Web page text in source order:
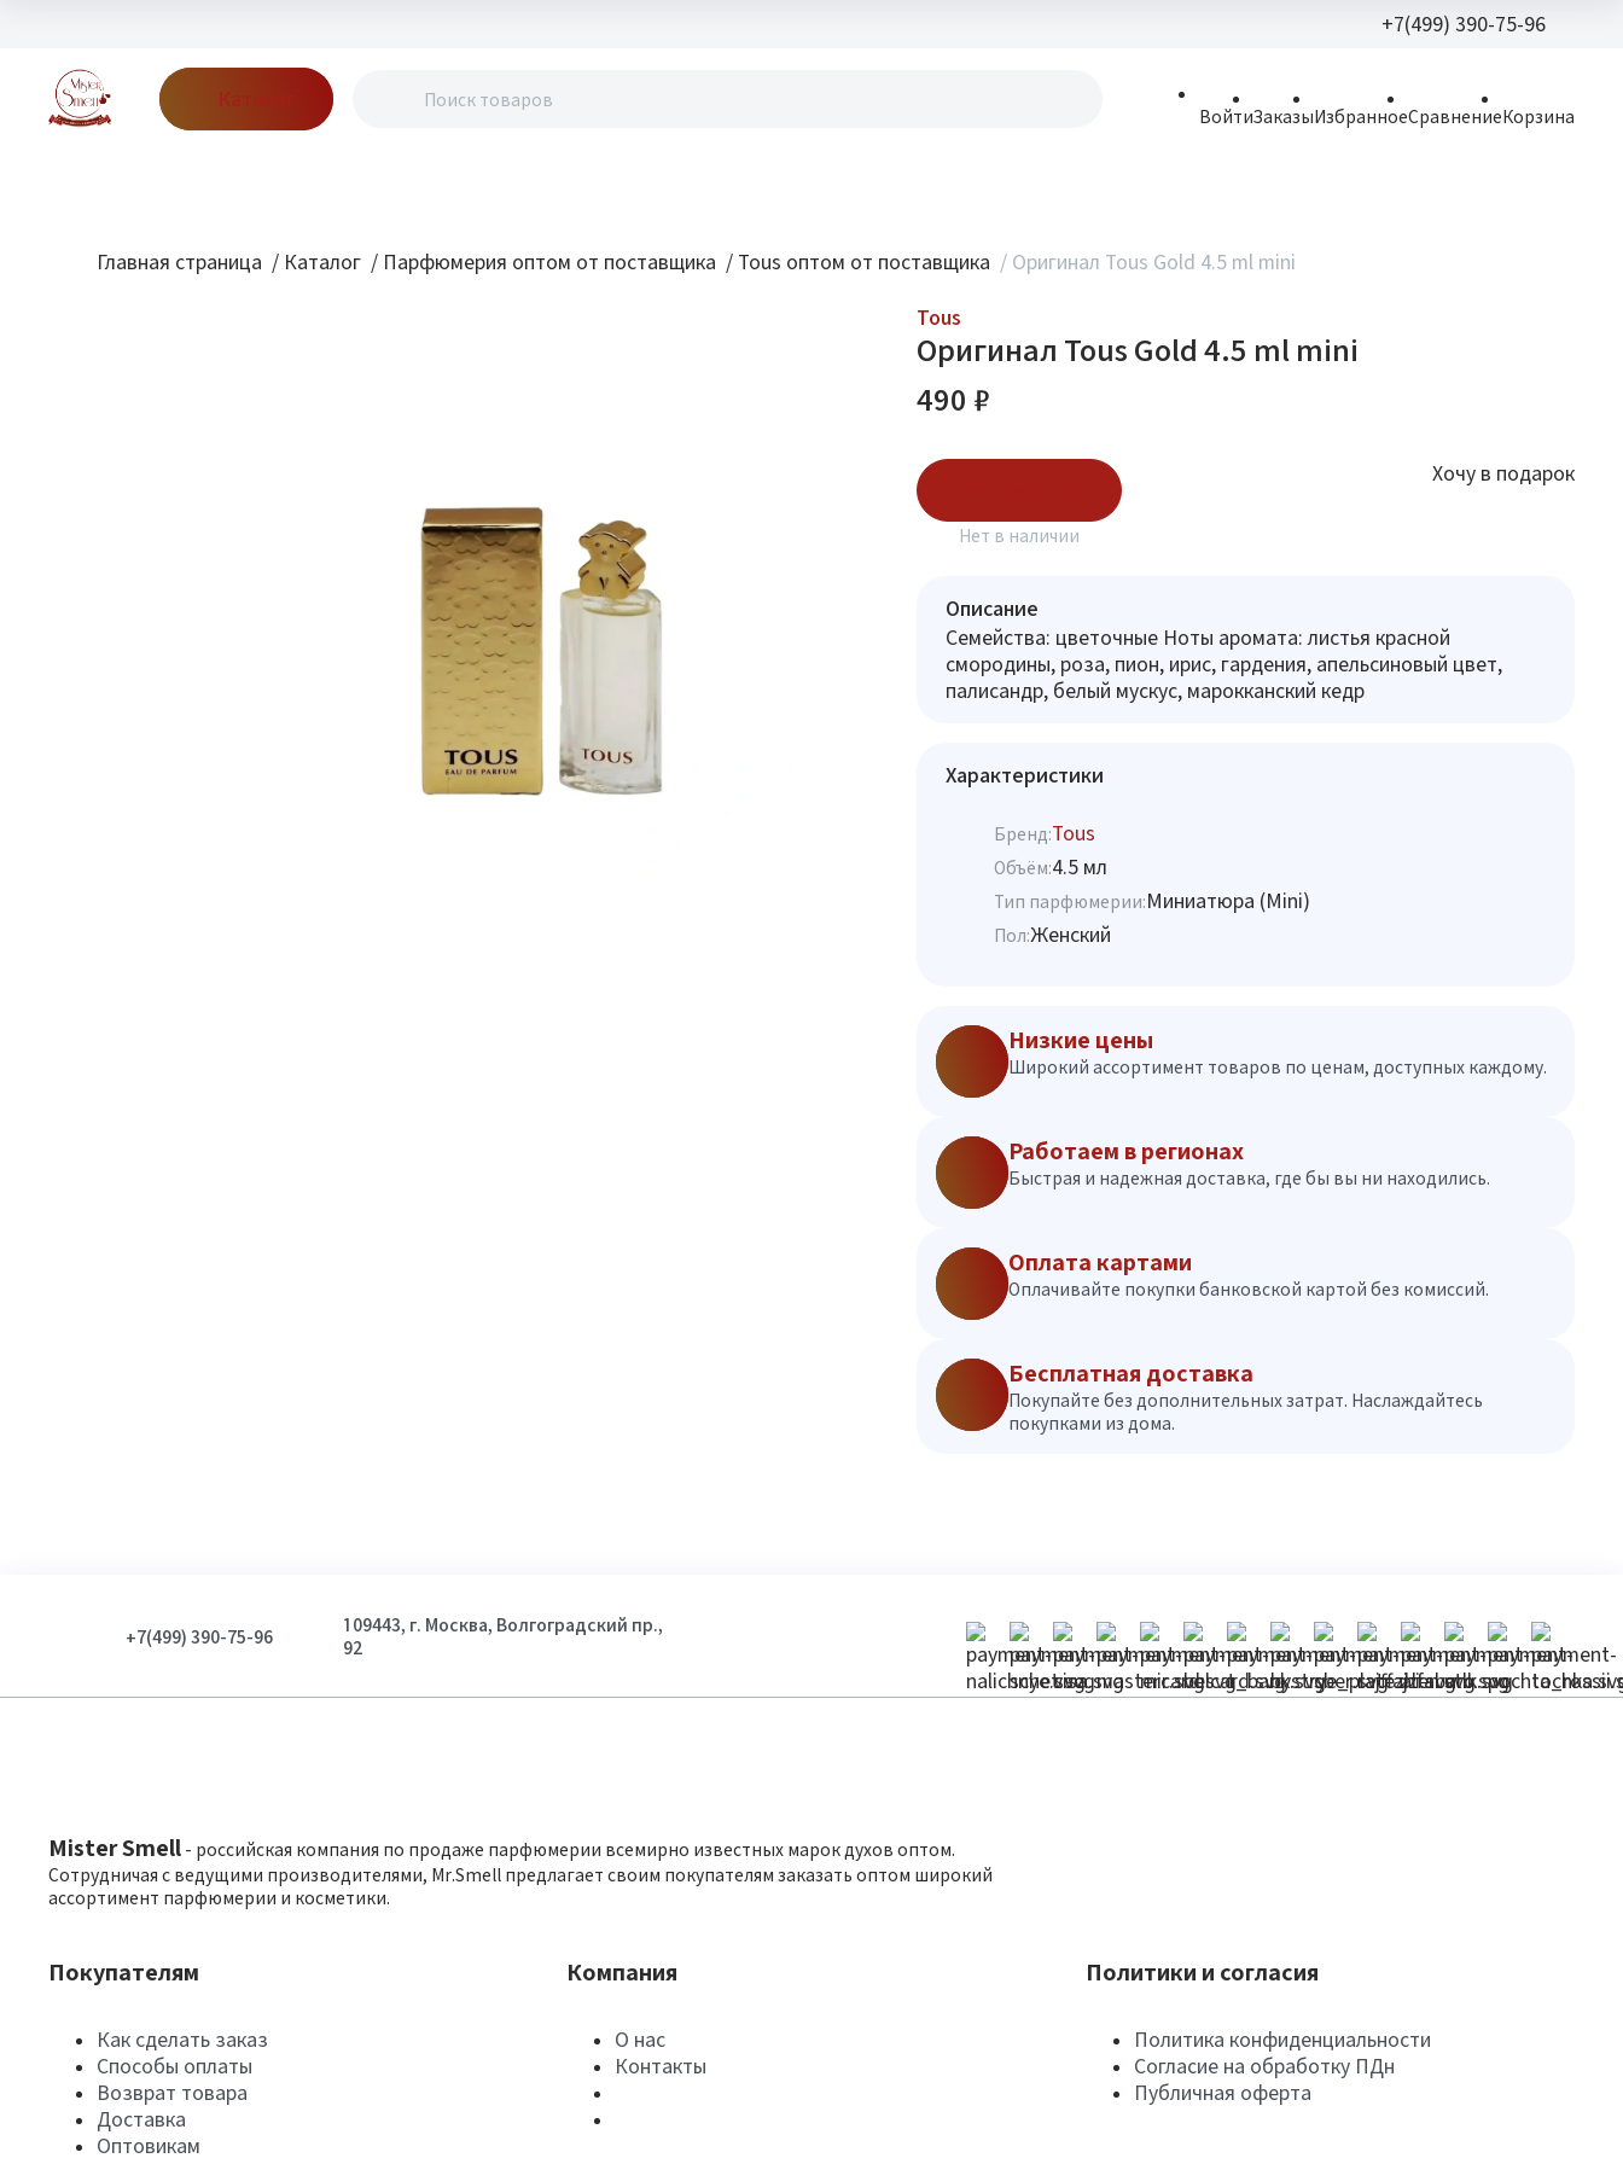
+7(499) 390-75-96
Каталог
ВойтиЗаказыИзбранноеСравнениеКорзина
Главная страница / Каталог / Парфюмерия оптом от поставщика / Tous оптом от поставщика / Оригинал Tous Gold 4.5 ml mini
Tous
Оригинал Tous Gold 4.5 ml mini
490 ₽
Нет в наличии
Хочу в подарок
Описание
Семейства: цветочные Ноты аромата: листья красной
смородины, роза, пион, ирис, гардения, апельсиновый цвет,
палисандр, белый мускус, марокканский кедр
Характеристики
Бренд:Tous
Объём:4.5 мл
Тип парфюмерии:Миниатюра (Mini)
Пол:Женский
Низкие цены
Широкий ассортимент товаров по ценам, доступных каждому.
Работаем в регионах
Быстрая и надежная доставка, где бы вы ни находились.
Оплата картами
Оплачивайте покупки банковской картой без комиссий.
Бесплатная доставка
Покупайте без дополнительных затрат. Наслаждайтесь
покупками из дома.
+7(499) 390-75-96
109443, г. Москва, Волгоградский пр.,
92
Mister Smell - российская компания по продаже парфюмерии всемирно известных марок духов оптом.
Сотрудничая с ведущими производителями, Mr.Smell предлагает своим покупателям заказать оптом широкий
ассортимент парфюмерии и косметики.
Покупателям
Как сделать заказ
Способы оплаты
Возврат товара
Доставка
Оптовикам
Компания
О нас
Контакты
Политики и согласия
Политика конфиденциальности
Согласие на обработку ПДн
Публичная оферта